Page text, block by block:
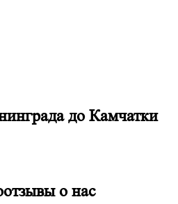
до Камчатки
о нас